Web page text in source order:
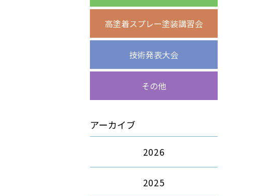
高塗着スプレー塗装講習会
技術発表大会
その他
アーカイブ
2026
2025